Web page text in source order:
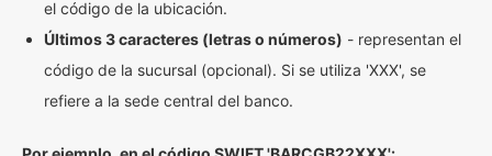
el código de la ubicación.
Últimos 3 caracteres (letras o números) - representan el
código de la sucursal (opcional). Si se utiliza 'XXX', se
refiere a la sede central del banco.